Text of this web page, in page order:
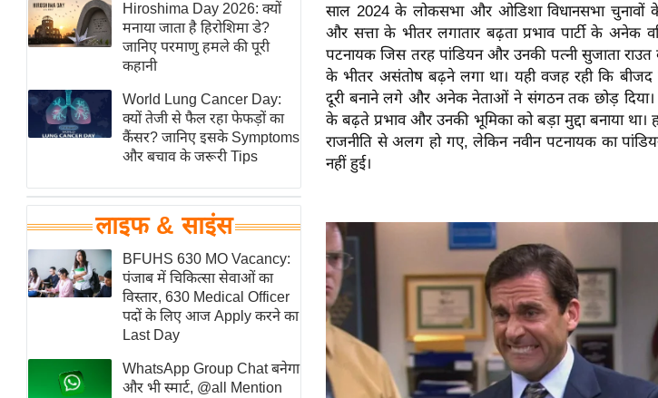
बॉलीवुड
हॉलीवुड
फिल्म समीक्षा
Breaking
News
लाइफस्टाइल
टेक्नॉलॉजी
ब्यूटी/फैशन
घरेलू नुस्खे
पर्यटन स्थल
फिटनेस मंत्रा
रिलेशनशिप
विश्लेषण
Hiroshima Day 2026: क्यों
मनाया जाता है हिरोशिमा डे?
जानिए परमाणु हमले की पूरी
कहानी
World Lung Cancer Day:
क्यों तेजी से फैल रहा फेफड़ों का
कैंसर? जानिए इसके Symptoms
और बचाव के जरूरी Tips
लाइफ & साइंस
BFUHS 630 MO Vacancy:
पंजाब में चिकित्सा सेवाओं का
विस्तार, 630 Medical Officer
पदों के लिए आज Apply करने का
Last Day
WhatsApp Group Chat बनेगा
और भी स्मार्ट, @all Mention
साल 2024 के लोकसभा और ओडिशा विधानसभा चुनावों
और सत्ता के भीतर लगातार बढ़ता प्रभाव पार्टी के अनेक
पटनायक जिस तरह पांडियन और उनकी पत्नी सुजाता
के भीतर असंतोष बढ़ने लगा था। यही वजह रही कि बीजद
दूरी बनाने लगे और अनेक नेताओं ने संगठन तक छोड़ दिया।
के बढ़ते प्रभाव और उनकी भूमिका को बड़ा मुद्दा बनाया था।
राजनीति से अलग हो गए, लेकिन नवीन पटनायक का
नहीं हुई।